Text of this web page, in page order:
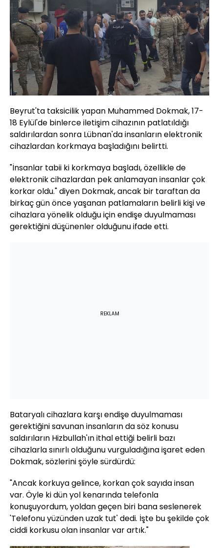
Beyrut'ta taksicilik yapan Muhammed Dokmak, 17-
18 Eylül'de binlerce iletişim cihazının patlatıldığı
saldırılardan sonra Lübnan'da insanların elektronik
cihazlardan korkmaya başladığını belirtti.
"İnsanlar tabii ki korkmaya başladı, özellikle de
elektronik cihazlardan pek anlamayan insanlar çok
korkar oldu." diyen Dokmak, ancak bir taraftan da
birkaç gün önce yaşanan patlamaların belirli kişi ve
cihazlara yönelik olduğu için endişe duyulmaması
gerektiğini düşünenler olduğunu ifade etti.
REKLAM
Bataryalı cihazlara karşı endişe duyulmaması
gerektiğini savunan insanların da söz konusu
saldırıların Hizbullah'ın ithal ettiği belirli bazı
cihazlarla sınırlı olduğunu vurguladığına işaret eden
Dokmak, sözlerini şöyle sürdürdü:
"Ancak korkuya gelince, korkan çok sayıda insan
var. Öyle ki dün yol kenarında telefonla
konuşuyordum, yoldan geçen biri bana seslenerek
'Telefonu yüzünden uzak tut' dedi. İşte bu şekilde çok
ciddi korkusu olan insanlar var artık."